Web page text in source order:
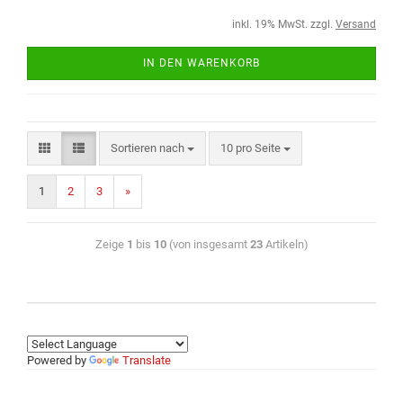
inkl. 19% MwSt. zzgl. Versand
IN DEN WARENKORB
Sortieren nach 10 pro Seite
1 2 3 »
Zeige 1 bis 10(von insgesamt 23Artikeln)
Powered by Translate